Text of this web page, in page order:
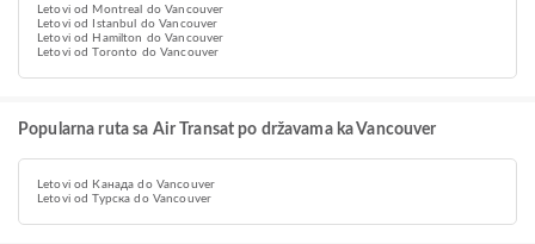
Letovi od Montreal do Vancouver
Letovi od Istanbul do Vancouver
Letovi od Hamilton do Vancouver
Letovi od Toronto do Vancouver
Popularna ruta sa Air Transat po državama ka Vancouver
Letovi od Канада do Vancouver
Letovi od Турска do Vancouver